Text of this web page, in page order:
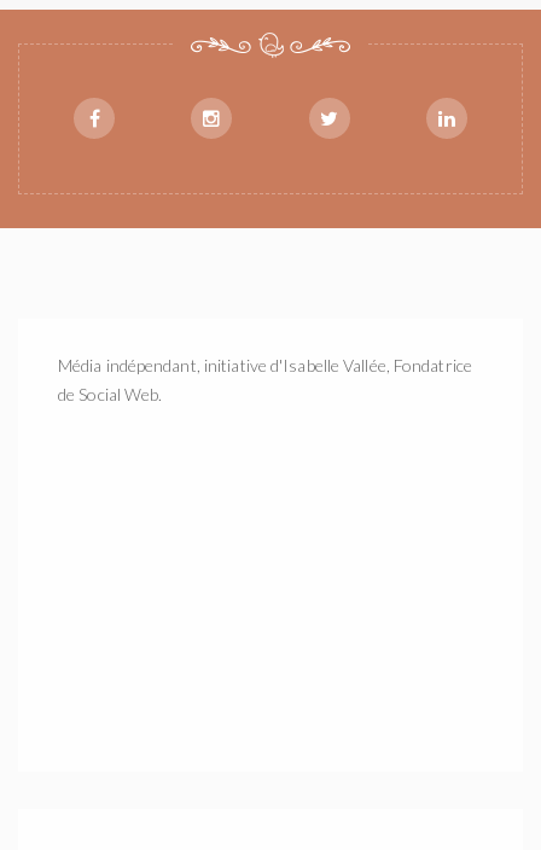
Média indépendant, initiative d'Isabelle Vallée, Fondatrice
de Social Web.